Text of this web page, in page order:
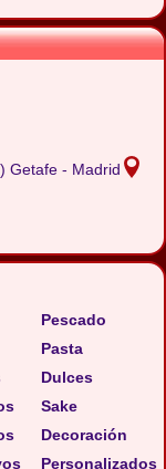
Getafe - Madrid
Pescado
Pasta
Dulces
Sake
Decoración
Personalizados